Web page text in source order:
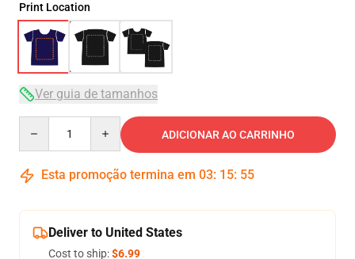
Print Location
Ver guia de tamanhos
ADICIONAR AO CARRINHO
Esta promoção termina em 03: 15: 54
Deliver to United States
Cost to ship:$6.99